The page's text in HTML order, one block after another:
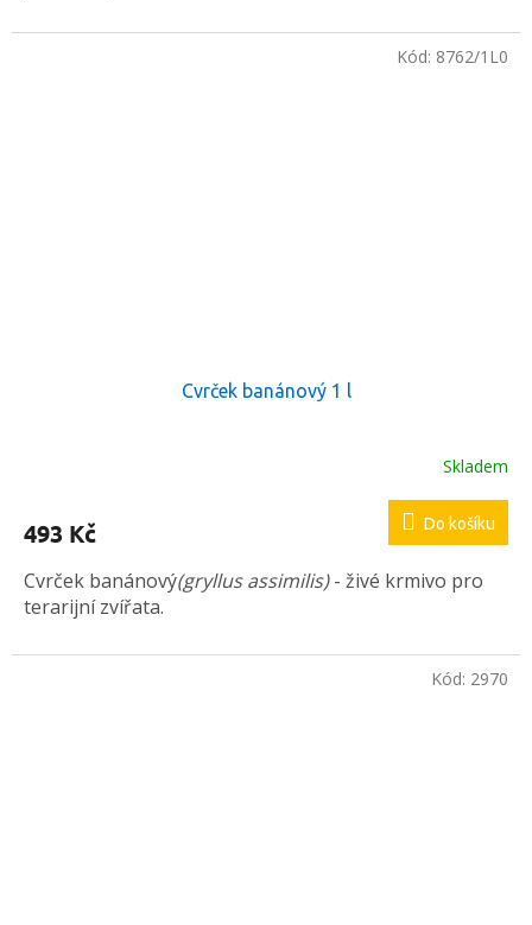
Cvrček banánový 1 l
je
z
5
Skladem
493 Kč Do košíku
Cvrček banánový(gryllus assimilis)- živé krmivo pro
terarijní zvířata.
Kód: 8762/1L0
Kód: 2970